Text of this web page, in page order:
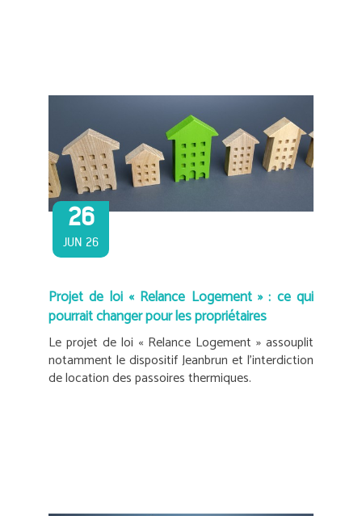
26
JUN 26
Projet de loi « Relance Logement » : ce qui
pourrait changer pour les propriétaires
Le projet de loi « Relance Logement » assouplit
notamment le dispositif Jeanbrun et l’interdiction
de location des passoires thermiques.